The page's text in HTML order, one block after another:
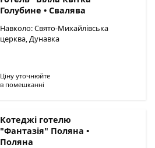
Голубине • Свалява
Навколо: Свято-Михайлівська
церква, Дунавка
Ціну уточнюйте
в помешканні
Котеджі готелю
"Фантазія" Поляна •
Поляна